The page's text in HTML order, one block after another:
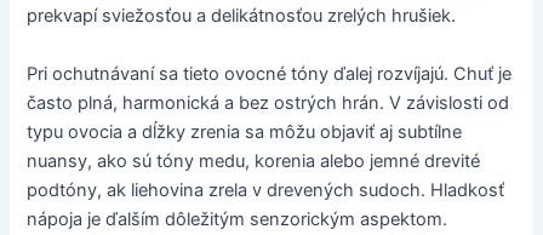
prekvapí sviežosťou a delikátnosťou zrelých hrušiek.
Pri ochutnávaní sa tieto ovocné tóny ďalej rozvíjajú. Chuť je
často plná, harmonická a bez ostrých hrán. V závislosti od
typu ovocia a dĺžky zrenia sa môžu objaviť aj subtílne
nuansy, ako sú tóny medu, korenia alebo jemné drevité
podtóny, ak liehovina zrela v drevených sudoch. Hladkosť
nápoja je ďalším dôležitým senzorickým aspektom.